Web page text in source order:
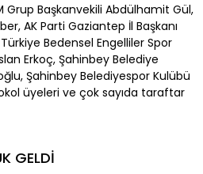
Grup Başkanvekili Abdülhamit Gül,
AK Parti Gaziantep İl Başkanı
Bedensel Engelliler Spor
Erkoç, Şahinbey Belediye
Şahinbey Belediyespor Kulübü
üyeleri ve çok sayıda taraftar
GELDİ